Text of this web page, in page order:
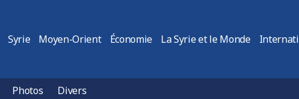
Syrie Moyen-Orient Économie La Syrie et le Monde
Photos Divers